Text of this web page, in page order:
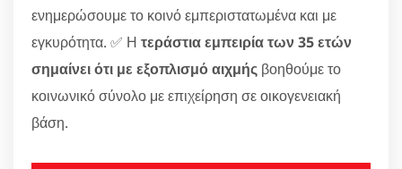
ενημερώσουμε το κοινό εμπεριστατωμένα και με
εγκυρότητα. ✅ Η τεράστια εμπειρία των 35 ετών
σημαίνει ότι με εξοπλισμό αιχμής βοηθούμε το
κοινωνικό σύνολο με επιχείρηση σε οικογενειακή
βάση.